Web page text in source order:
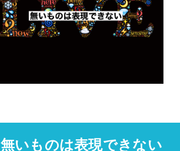
無いものは表現できない